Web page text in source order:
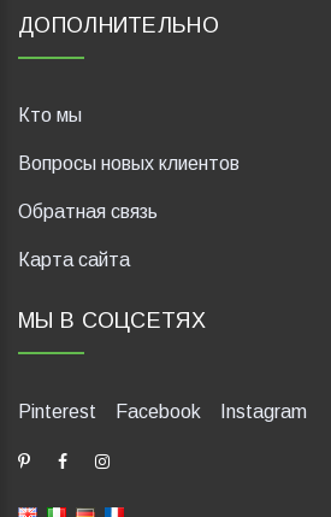
ДОПОЛНИТЕЛЬНО
Кто мы
Вопросы новых клиентов
Обратная связь
Карта сайта
МЫ В СОЦСЕТЯХ
Pinterest Facebook Instagram